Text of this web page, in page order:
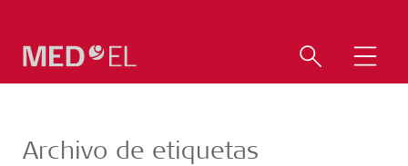
Archivo de etiquetas